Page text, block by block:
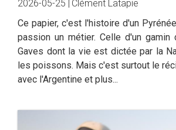
2026-05-25 |
Clément Latapie
Ce papier, c'est l'histoire d'un
passion un métier. Celle d'un
Gaves dont la vie est dictée par la
les poissons. Mais c'est surtout le
avec l'Argentine et plus...